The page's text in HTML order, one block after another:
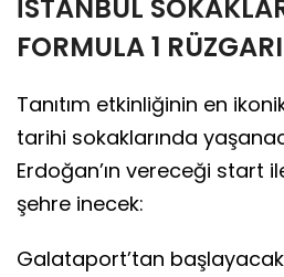
İSTANBUL
FORMULA 1 RÜZGARI
Tanıtım etkinliğinin en
tarihi sokaklarında
Erdoğan’ın vereceği start
şehre inecek:
Galataport’tan